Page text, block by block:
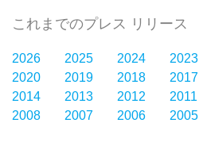
これまでのプレス リリース
2026 2025 2024 2023
2020
2019 2018 2017
2014
2013 2012 2011
2008
2007 2006 2005